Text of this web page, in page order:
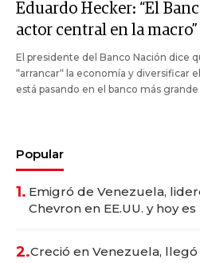
Eduardo Hecker: “El
actor central en la macro”
El presidente del Banco Nación dice
“arrancar“ la economía y diversificar
está pasando en el banco más grande
Popular
1. Emigró de Venezuela,
Chevron en EE.UU. y hoy
2.Creció en Venezuela,